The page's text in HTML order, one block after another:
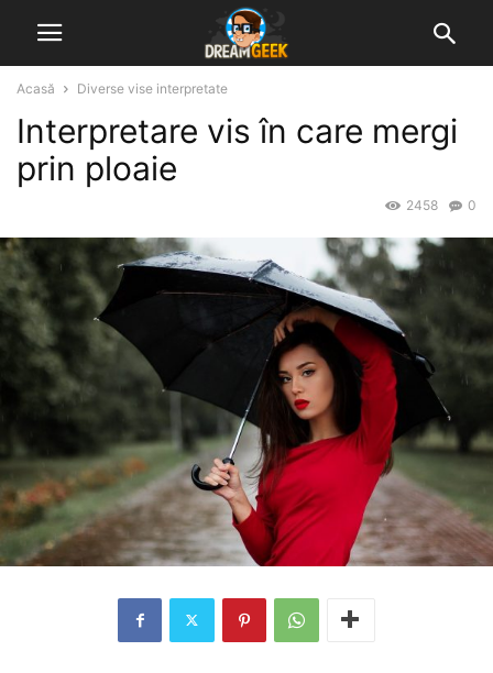
Acasă Diverse vise interpretate
Interpretare vis în care mergi
prin ploaie
0
2458